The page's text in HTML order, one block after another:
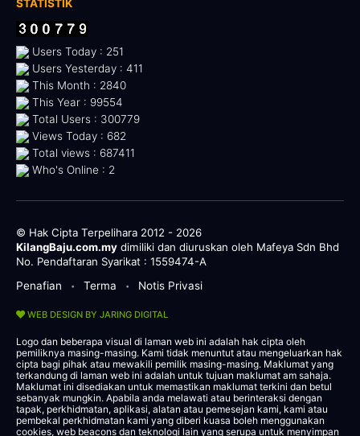
STATISTIK
Users Today : 251
Users Yesterday : 411
This Month : 2840
This Year : 99554
Total Users : 300779
Views Today : 682
Total views : 687411
Who's Online : 2
© Hak Cipta Terpelihara 2012 - 2026
KilangBaju.com.my dimiliki dan diuruskan oleh Mafeya Sdn Bhd
No. Pendaftaran Syarikat : 1559474-A
Penafian
• Terma • Notis Privasi
WEB DESIGN BY JARING DIGITAL
Logo dan beberapa visual di laman web ini adalah hak cipta oleh
pemiliknya masing-masing. Kami tidak menuntut atau mengeluarkan hak
cipta bagi pihak atau mewakili pemilik masing-masing. Maklumat yang
terkandung di laman web ini adalah untuk tujuan maklumat am sahaja.
Maklumat ini disediakan untuk memastikan maklumat terkini dan betul
sebanyak mungkin. Apabila anda melawati atau berinteraksi dengan
tapak, perkhidmatan, aplikasi, alatan atau pemesejan kami, kami atau
pembekal perkhidmatan kami yang diberi kuasa boleh menggunakan
cookies, web beacons dan teknologi lain yang serupa untuk menyimpan